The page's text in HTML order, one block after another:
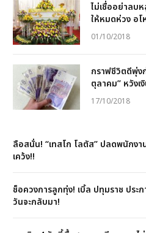
ไม่เชื่ออย่าลบ
ให้หมดห่วง อโ
01/10/2018
กราฟชีวิตดีพุ่ง
ตุลาคม” หวังเ
17/10/2018
ลือสนั่น! “เทสโก โลตัส” ปลดพนักง
เคว้ง!!
ช็อควงการลูกทุ่ง! เบิ้ล ปทุมราช ปร
วันจะกลับมา!